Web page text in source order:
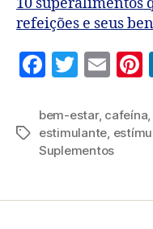
refeições e seus
F
c
e
b
o
T
itt
er
E
ai
l
er
bem-estar, cafeína,
estimulante,
Suplementos